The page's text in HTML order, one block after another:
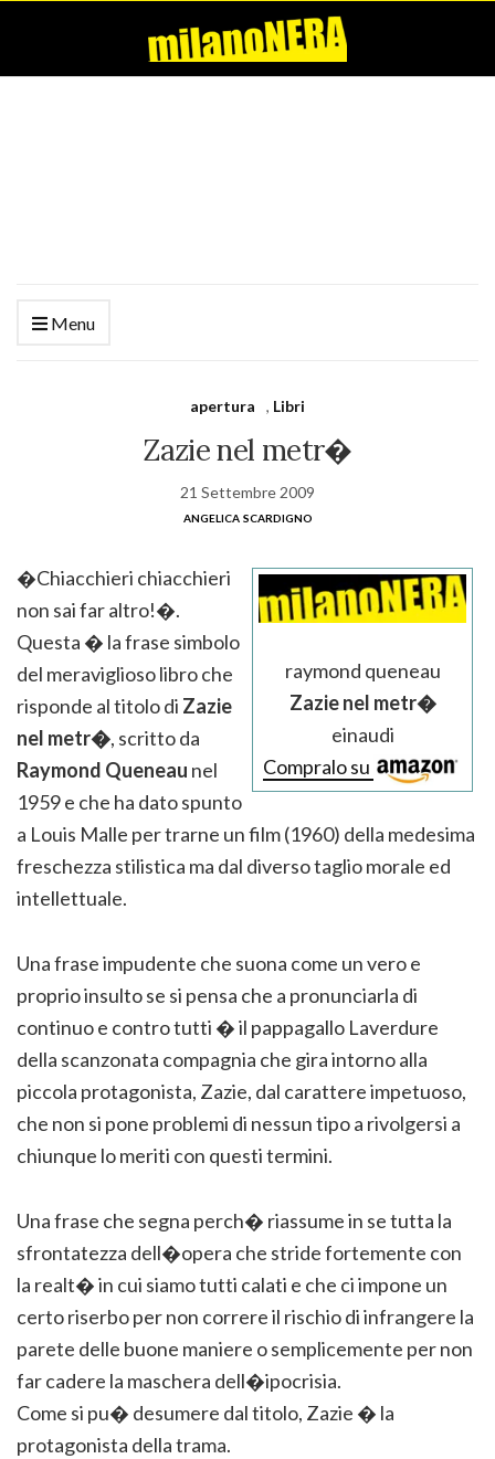
Menu
apertura , Libri
Zazie nel metr�
21 Settembre 2009
angelica scardigno
raymond queneau
Zazie nel metr�
einaudi
Compralo su
�Chiacchieri chiacchieri
non sai far altro!�.
Questa � la frase simbolo
del meraviglioso libro che
risponde al titolo di Zazie
nel metr�, scritto da
Raymond Queneau nel
1959 e che ha dato spunto
a Louis Malle per trarne un film (1960) della medesima
freschezza stilistica ma dal diverso taglio morale ed
intellettuale.
Una frase impudente che suona come un vero e
proprio insulto se si pensa che a pronunciarla di
continuo e contro tutti � il pappagallo Laverdure
della scanzonata compagnia che gira intorno alla
piccola protagonista, Zazie, dal carattere impetuoso,
che non si pone problemi di nessun tipo a rivolgersi a
chiunque lo meriti con questi termini.
Una frase che segna perch� riassume in se tutta la
sfrontatezza dell�opera che stride fortemente con
la realt� in cui siamo tutti calati e che ci impone un
certo riserbo per non correre il rischio di infrangere la
parete delle buone maniere o semplicemente per non
far cadere la maschera dell�ipocrisia.
Come si pu� desumere dal titolo, Zazie � la
protagonista della trama.